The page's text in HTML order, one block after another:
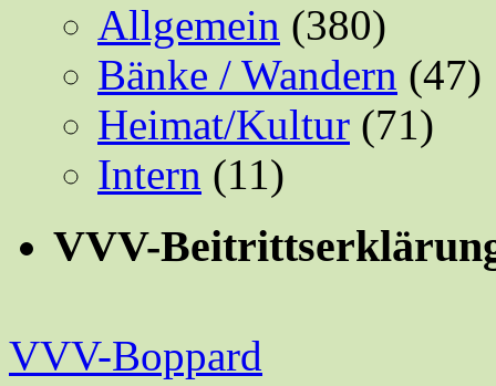
Allgemein (380)
Bänke / Wandern (47)
Heimat/Kultur (71)
Intern (11)
VVV-
VVV-Boppard